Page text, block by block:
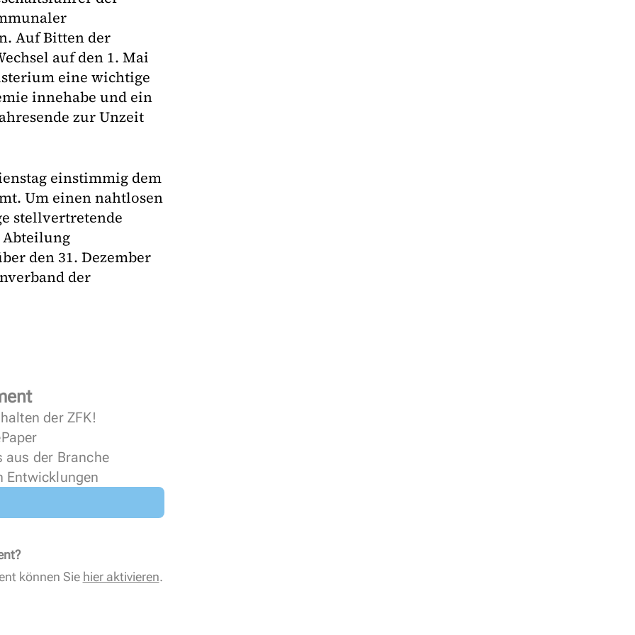
Auf Bitten der
auf den 1. Mai
eine wichtige
innehabe und ein
zur Unzeit
einstimmig dem
Um einen nahtlosen
stellvertretende
Abteilung
den 31. Dezember
der
der ZFK!
der Branche
Entwicklungen
können Sie hier aktivieren.